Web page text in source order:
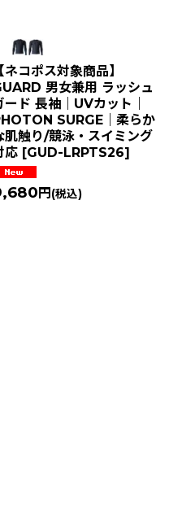
【ネコポス対象商品】
男女兼用 ラッシュ
ード 長袖｜UVカット｜
SURGE｜柔らか
肌触り/競泳・スイミング
応 [GUD-LRPTS26]
円 (税込)